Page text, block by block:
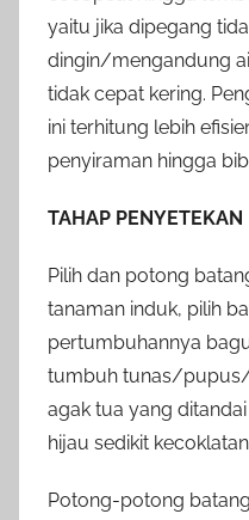
yaitu jika dipegang
dingin/mengandung
tidak cepat kering.
ini terhitung lebih
penyiraman hingga
TAHAP PENYETEKAN
Pilih dan potong
tanaman induk, pilih
pertumbuhannya
tumbuh tunas/
agak tua yang
hijau sedikit
Potong-potong